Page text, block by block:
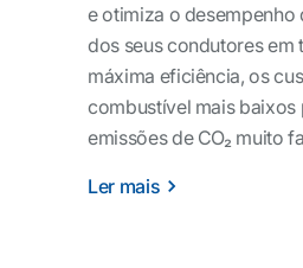
e otimiza o desempenho
dos seus condutores em
máxima eficiência, os
combustível mais baixos
emissões de CO₂ muito
Ler mais